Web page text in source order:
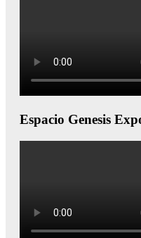
Espacio Genesis